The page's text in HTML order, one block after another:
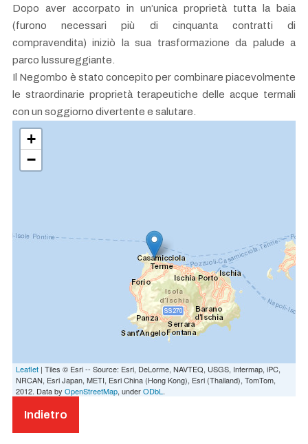
Dopo aver accorpato in un’unica proprietà tutta la baia
(furono necessari più di cinquanta contratti di
compravendita) iniziò la sua trasformazione da palude a
parco lussureggiante.
Il Negombo è stato concepito per combinare piacevolmente
le straordinarie proprietà terapeutiche delle acque termali
con un soggiorno divertente e salutare.
+
−
Leaflet | Tiles © Esri -- Source: Esri, DeLorme, NAVTEQ, USGS, Intermap, iPC,
NRCAN, Esri Japan, METI, Esri China (Hong Kong), Esri (Thailand), TomTom,
2012. Data by OpenStreetMap, underODbL .
Indietro